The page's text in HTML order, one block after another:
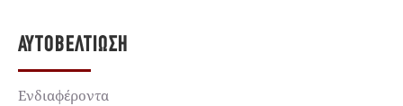
ΑΥΤΟΒΕΛΤΊΩΣΗ
Ενδιαφέροντα